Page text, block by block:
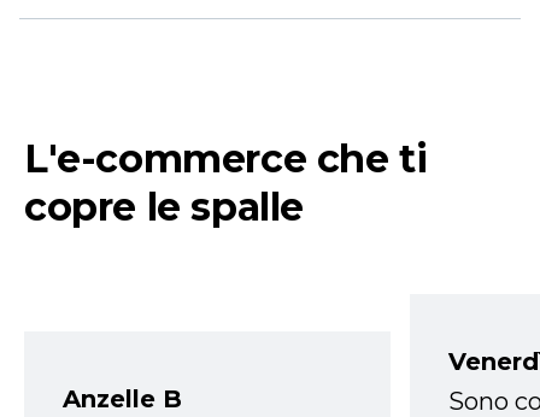
L'e-commerce che ti
copre le spalle
Anzelle B
Sono